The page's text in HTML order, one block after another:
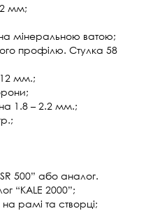
мм;
мінеральною ватою;
профілю. Стулка 58
мм.;
1.8 – 2.2 мм.;
500” або аналог.
“KALE 2000”;
рамі та створці;